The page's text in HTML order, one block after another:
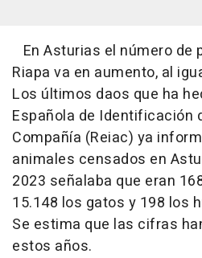
En Asturias el número de
Riapa va en aumento, al
Los últimos daos que ha
Española de Identificación
Compañía (Reiac) ya
animales censados en
2023 señalaba que eran
15.148 los gatos y 198 los
Se estima que las cifras
estos años.